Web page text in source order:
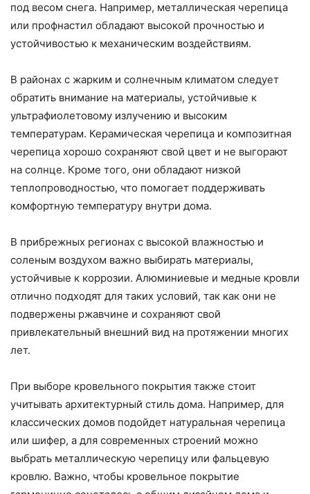
под весом снега. Например, металлическая черепица
или профнастил обладают высокой прочностью и
устойчивостью к механическим воздействиям.
В районах с жарким и солнечным климатом следует
обратить внимание на материалы, устойчивые к
ультрафиолетовому излучению и высоким
температурам. Керамическая черепица и композитная
черепица хорошо сохраняют свой цвет и не выгорают
на солнце. Кроме того, они обладают низкой
теплопроводностью, что помогает поддерживать
комфортную температуру внутри дома.
В прибрежных регионах с высокой влажностью и
соленым воздухом важно выбирать материалы,
устойчивые к коррозии. Алюминиевые и медные кровли
отлично подходят для таких условий, так как они не
подвержены ржавчине и сохраняют свой
привлекательный внешний вид на протяжении многих
лет.
При выборе кровельного покрытия также стоит
учитывать архитектурный стиль дома. Например, для
классических домов подойдет натуральная черепица
или шифер, а для современных строений можно
выбрать металлическую черепицу или фальцевую
кровлю. Важно, чтобы кровельное покрытие